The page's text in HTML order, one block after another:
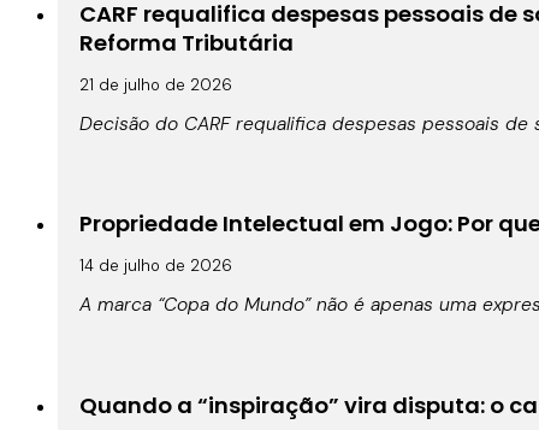
CARF requalifica despesas pessoais
Reforma Tributária
21 de julho de 2026
Decisão do CARF requalifica despesas pessoais
Propriedade Intelectual em Jogo: Por
14 de julho de 2026
A marca “Copa do Mundo” não é apenas uma
Quando a “inspiração” vira disputa: o